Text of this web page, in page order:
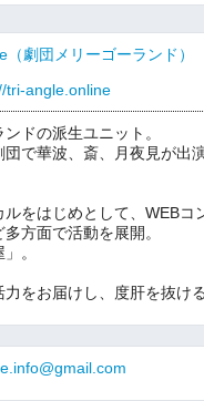
（劇団メリーゴーランド）
tri-angle.online
ドの派生ユニット。
で華波、斎、月夜見が出
をはじめとして、WEBコ
方面で活動を展開。
。
をお届けし、度肝を抜け